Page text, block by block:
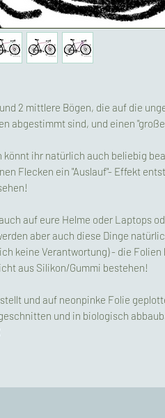
2 mittlere Bögen, die auf die
abgestimmt sind, und einen
könnt ihr natürlich auch beliebig
Flecken ein "Auslauf"- Effekt
auf eure Helme oder Laptops
aber auch diese Dinge
keine Verantwortung) - die
aus Silikon/Gummi bestehen!
und auf neonpinke Folie
und in biologisch